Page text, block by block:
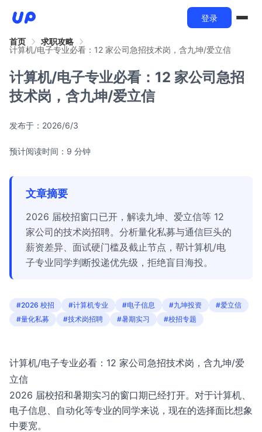
登录
首页
求职攻略
计算机/电子专业必看：12 家公司急招技术岗，含九坤/爱立信
计算机/电子专业必看：12 家公司急招
技术岗，含九坤/爱立信
发布于： 2026/6/3
预计阅读时间：9 分钟
文章摘要
2026 届校招窗口已开，解读九坤、爱立信等 12
家公司的技术岗招聘。分析量化私募与通信巨头的
薪资差异、面试硬门槛及截止节点，帮计算机/电
子专业同学判断投递优先级，拒绝盲目海投。
#2026 校招 #计算机专业 #电子信息 #九坤投资
#爱立信
#量化私募
#技术岗招聘 #暑期实习 #校招专题
计算机/电子专业必看：12 家公司急招技术岗，含九坤/爱
立信
2026 届校招和暑期实习的窗口期已经打开。对于计算机、
电子信息、自动化等专业的同学来说，现在的选择面比想象
中要宽。